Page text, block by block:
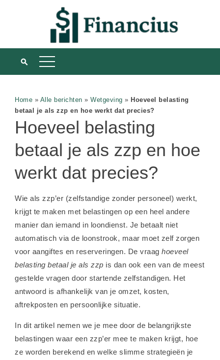
Home » Alle berichten » Wetgeving » Hoeveel belasting
betaal je als zzp en hoe werkt dat precies?
Hoeveel belasting
betaal je als zzp en hoe
werkt dat precies?
Wie als zzp’er (zelfstandige zonder personeel) werkt,
krijgt te maken met belastingen op een heel andere
manier dan iemand in loondienst. Je betaalt niet
automatisch via de loonstrook, maar moet zelf zorgen
voor aangiftes en reserveringen. De vraag hoeveel
belasting betaal je als zzp is dan ook een van de meest
gestelde vragen door startende zelfstandigen. Het
antwoord is afhankelijk van je omzet, kosten,
aftrekposten en persoonlijke situatie.
In dit artikel nemen we je mee door de belangrijkste
belastingen waar een zzp’er mee te maken krijgt, hoe
ze worden berekend en welke slimme strategieën je